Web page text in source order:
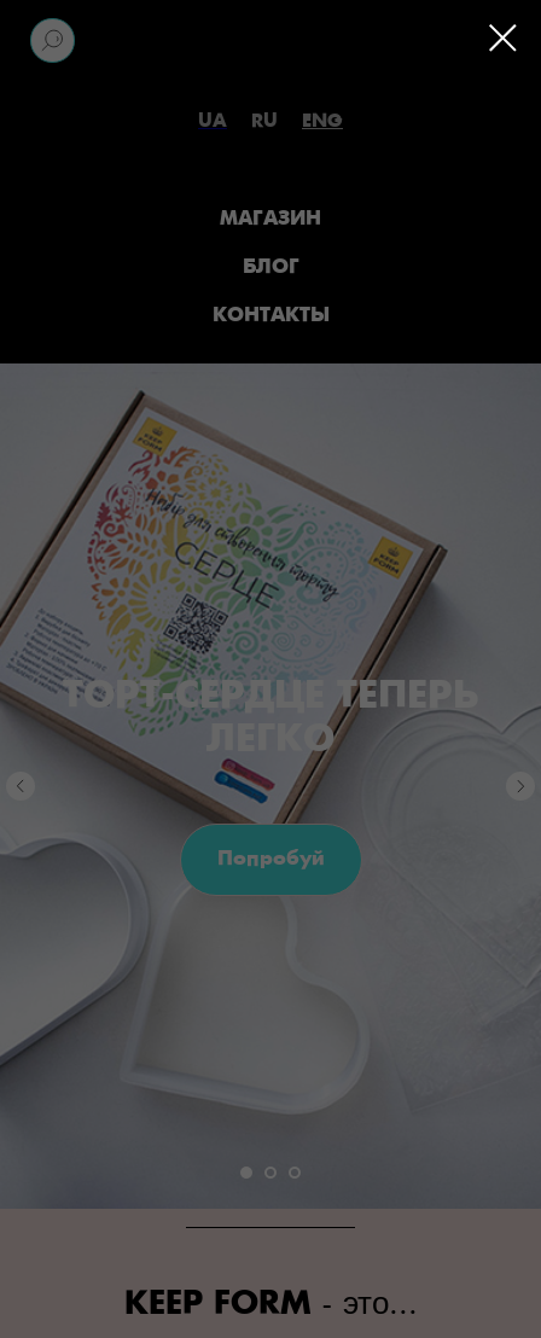
UA RU ENG
МАГАЗИН
БЛОГ
КОНТАКТЫ
ТОРТ-СЕРДЦЕ ТЕПЕРЬ
ЛЕГКО
Попробуй
KEEP FORM - это...